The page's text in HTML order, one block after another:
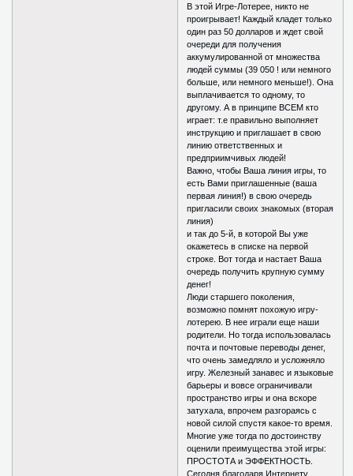
В этой Игре-Лотерее, никто не
проигрывает! Каждый кладет только
один раз 50 долларов и ждет свой
очереди для получения
аккумулированной от множества
людей суммы (39 050 ! или немного
больше, или немного меньше!). Она
выплачивается то одному, то
другому. А в принципе ВСЕМ кто
играет: т.е правильно выполняет
инструкцию и приглашает в свою
линию ответственных и
предприимчивых людей!
Важно, чтобы Ваша линия игры, то
есть Вами приглашенные (ваша
первая линия!) в свою очередь
пригласили своих знакомых (вторая
линия)
и так до 5-й, в которой Вы уже
окажетесь в списке на первой
строке. Вот тогда и настает Ваша
очередь получить крупную сумму
денег!
Люди старшего поколения,
возможно помнят похожую игру-
лотерею. В нее играли еще наши
родители. Но тогда использовалась
почта и почтовые переводы денег,
что очень замедляло и усложняло
игру. Железный занавес и языковые
барьеры и вовсе ограничивали
пространство игры и она вскоре
затухала, впрочем разгораясь с
новой силой спустя какое-то время.
Многие уже тогда по достоинству
оценили преимущества этой игры:
ПРОСТОТА и ЭФФЕКТНОСТЬ.
Сегодня благодаря Интернету,